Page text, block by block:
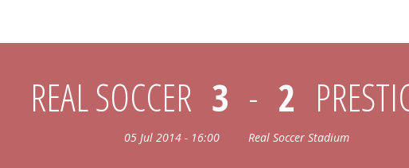
REAL SOCCER 3 - 2
05 Jul 2014 - 16:00 Real Soccer Stadium